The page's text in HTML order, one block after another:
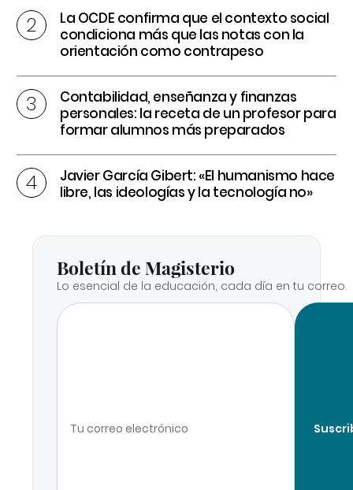
La OCDE confirma que el contexto social
condiciona más que las notas con la
orientación como contrapeso
Contabilidad, enseñanza y finanzas
personales: la receta de un profesor para
formar alumnos más preparados
Javier García Gibert: «El humanismo hace
libre, las ideologías y la tecnología no»
Boletín de Magisterio
Lo esencial de la educación, cada día en tu correo.